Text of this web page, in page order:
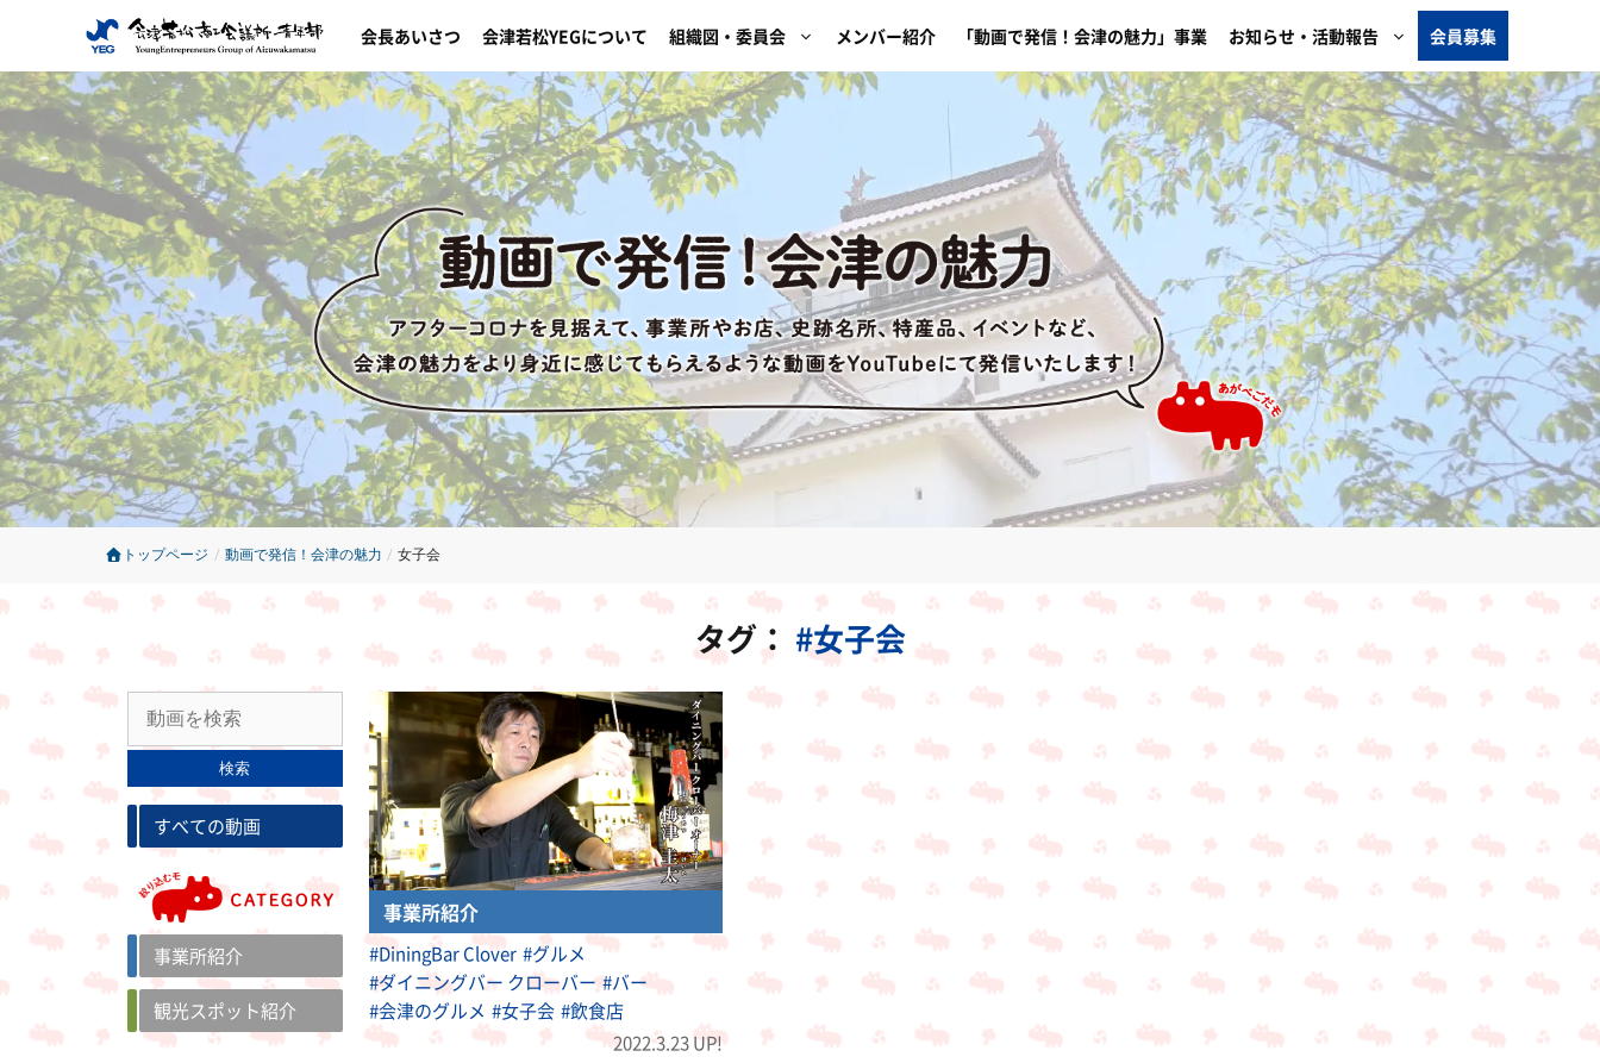
テ
ン
へ
ス
キ
ッ
プ
会長あいさつ 会津若松YEGについて 組織図・委員会 メンバー紹介 「動画で発信！会津の魅力」事業 お知らせ・活動報告 会員募集
トップページ / 動画で発信！会津の魅力 / 女子会
タグ： #女子会
検索
すべての動画
事業所紹介
観光スポット紹介
事業所紹介
#DiningBar Clover #グルメ
#ダイニングバー クローバー #バー
#会津のグルメ #女子会 #飲食店
2022.3.23 UP!